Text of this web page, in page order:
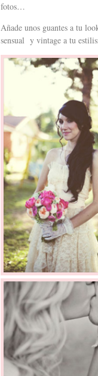
fotos…
Añade unos guantes a tu
sensual y vintage a tu